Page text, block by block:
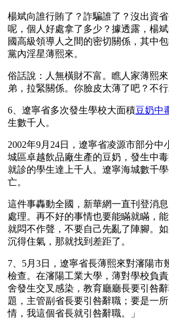
楊斌向誰行賄了？詐騙誰了？沒出資
呢，個人好處拿了多少？據透露，楊
國高級領導人之間的密切關係，其中
黨內淫星薄熙來。
俗話說：人無橫財不富。瞧人家薄熙
弟，拉緊關係。你臉皮太薄了吧？不行
6、遼寧省多次發生學校大面積豆奶中
生數千人。
2002年9月24日，遼寧省凌源市部分中
城區卓越飲品廠生產的豆奶，發生中
就診的學生達上千人。遼寧海城數千
亡。
這件事轟動全國，新華網一直刊登消
處理。再不好的事情也要能瞞就瞞，
就悶不作聲，不要自己先亂了陣腳。
沉得住氣，那就找到差距了。
7、5月3日，遼寧省長薄熙來對瀋陽市
檢查。在瀋陽工業大學，薄對學校負
舍發生交叉感染，教育廳廳長要引咎
題，主管副省長要引咎辭職；要是一
情，我這個省長就引咎辭職。」